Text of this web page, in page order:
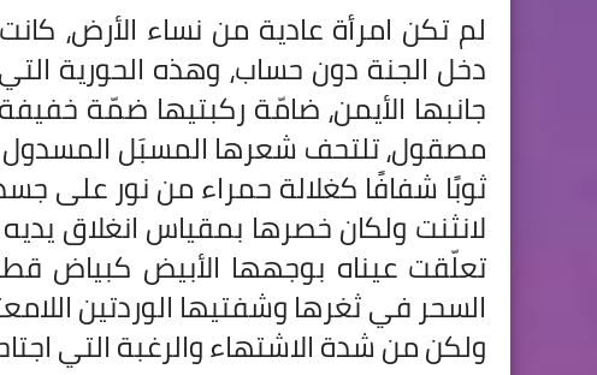
لم تكن امرأة عادية من نساء الأرض،
دخل الجنة دون حساب، وهذه الحورية
جانبها الأيمن، ضامّة ركبتيها ضمّة
مصقول، تلتحف شعرها المسبَل
ثوبًا شفافًا كغلالة حمراء من نور على
لانثنت ولكان خصرها بمقياس انغلاق
تعلّقت عيناه بوجهها الأبيض كبياض
السحر في ثغرها وشفتيها الوردتين
ولكن من شدة الاشتهاء والرغبة التي